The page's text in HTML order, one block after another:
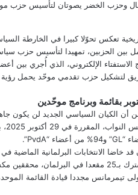
بين الحزبين، تمهيدا لتأسيس حزب
لتشكيل حزب تقدمي موحّد يحمل رؤية
بقائمة وبرنامج موحّدين
أن الكيان السياسي الجديد لن يكون
مقارنة بالانتخابات السابقة.
تيمرمانس مجددا قيادة القائمة